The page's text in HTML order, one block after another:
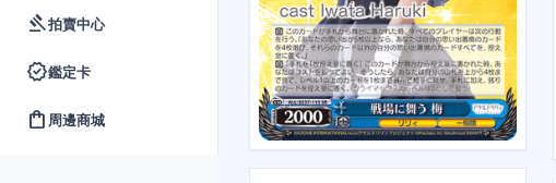
gavel拍賣中心
verified鑑定卡
shopping_bag 周邊商城